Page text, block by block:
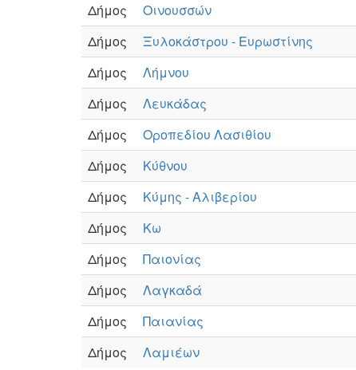
Δήμος
Οινουσσών
Δήμος
Ξυλοκάστρου - Ευρωστίνης
Δήμος
Λήμνου
Δήμος
Λευκάδας
Δήμος
Οροπεδίου Λασιθίου
Δήμος
Κύθνου
Δήμος
Κύμης - Αλιβερίου
Δήμος
Κω
Δήμος
Παιονίας
Δήμος
Λαγκαδά
Δήμος
Παιανίας
Δήμος
Λαμιέων